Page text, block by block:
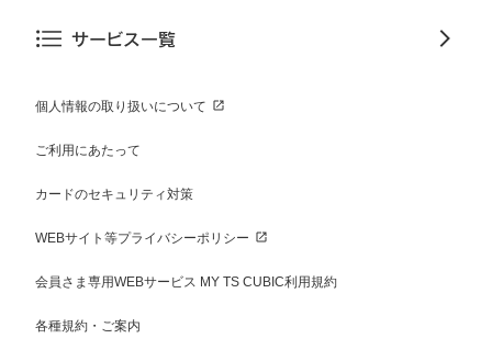
サービス一覧
個人情報の取り扱いについて
ご利用にあたって
カードのセキュリティ対策
WEBサイト等プライバシーポリシー
会員さま専用WEBサービス MY TS CUBIC利用規約
各種規約・ご案内